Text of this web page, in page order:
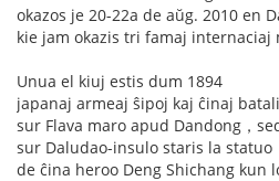
okazos je 20-22a de aŭg. 2010 en
kie jam okazis tri famaj internaciaj
Unua el kiuj estis dum 1894
japanaj armeaj ŝipoj kaj ĉinaj
sur Flava maro apud Dandong，
sur Daludao-insulo staris la statuo
de ĉina heroo Deng Shichang kun